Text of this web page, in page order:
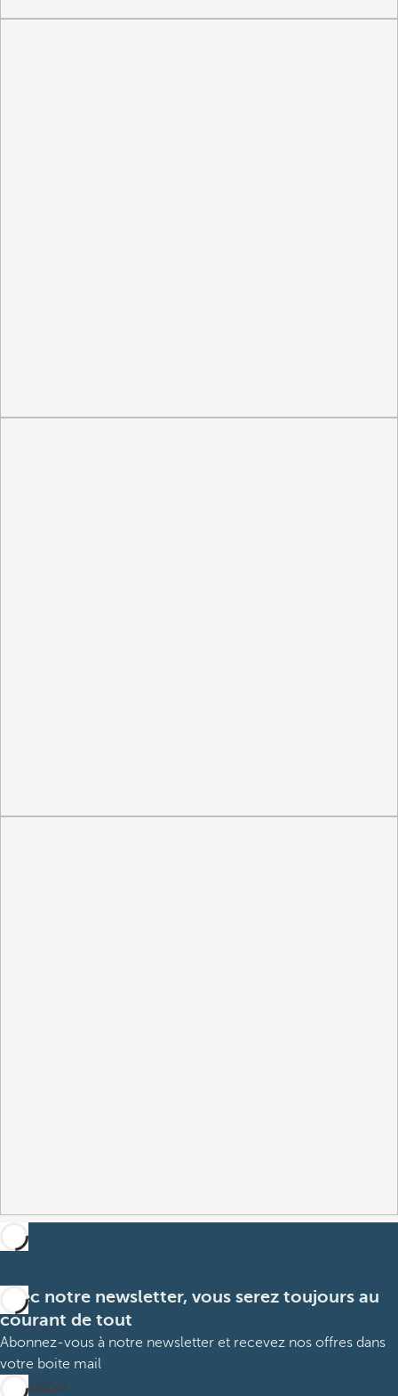
Avec notre newsletter, vous serez toujours au
courant de tout
Abonnez-vous à notre newsletter et recevez nos offres dans
votre boite mail
M’abonner